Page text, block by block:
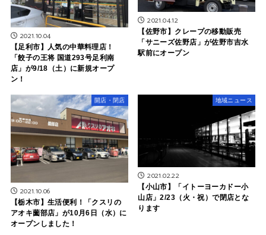
2021.10.04
【足利市】人気の中華料理店！
「餃子の王将 国道293号足利南
店」が9/18（土）に新規オープ
ン！
2021.04.12
【佐野市】クレープの移動販売
「サニーズ佐野店」が佐野市吉水
駅前にオープン
開店・閉店
2021.10.06
【栃木市】生活便利！「クスリの
アオキ薗部店」が10月6日（水）に
オープンしました！
地域ニュース
2021.02.22
【小山市】「イトーヨーカドー小
山店」2/23（火・祝）で閉店とな
ります